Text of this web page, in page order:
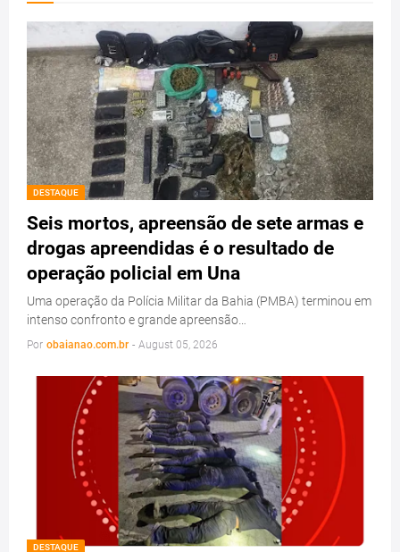
DESTAQUE
Seis mortos, apreensão de sete armas e
drogas apreendidas é o resultado de
operação policial em Una
Uma operação da Polícia Militar da Bahia (PMBA) terminou em
intenso confronto e grande apreensão…
Por obaianao.com.br - August 05, 2026
DESTAQUE